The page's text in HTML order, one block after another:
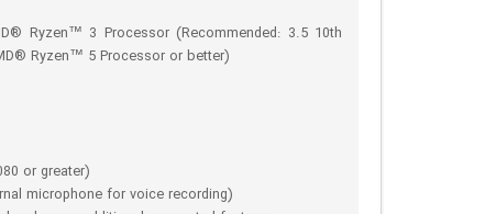
Ryzen™ 3 Processor (Recommended: 3.5 10th
Ryzen™ 5 Processor or better)
or greater)
microphone for voice recording)